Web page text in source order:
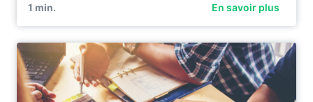
1 min. En savoir plus